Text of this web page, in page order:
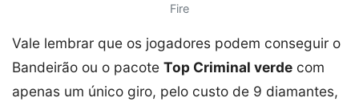
Fire
Vale lembrar que os jogadores podem conseguir o
Bandeirão ou o pacote Top Criminal verde com
apenas um único giro, pelo custo de 9 diamantes,